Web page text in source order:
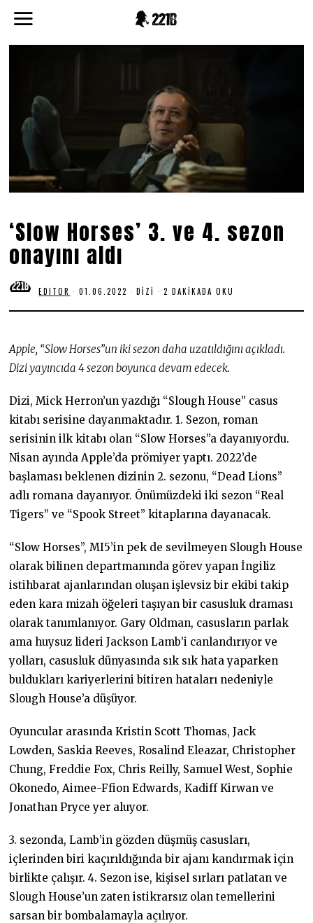
‘Slow Horses’ 3. ve 4. sezon
onayını aldı
EDITOR 01.06.2022 0
.
.
2
0
2
DIZI 2 DAKIKADA OKU
Apple, “Slow Horses”un iki sezon daha uzatıldığını açıkladı.
Dizi yayıncıda 4 sezon boyunca devam edecek.
Dizi, Mick Herron’un yazdığı “Slough House” casus
kitabı serisine dayanmaktadır. 1. Sezon, roman
serisinin ilk kitabı olan “Slow Horses”a dayanıyordu.
Nisan ayında Apple’da prömiyer yaptı. 2022’de
başlaması beklenen dizinin 2. sezonu, “Dead Lions”
adlı romana dayanıyor. Önümüzdeki iki sezon “Real
Tigers” ve “Spook Street” kitaplarına dayanacak.
“Slow Horses”, MI5’in pek de sevilmeyen Slough House
olarak bilinen departmanında görev yapan İngiliz
istihbarat ajanlarından oluşan işlevsiz bir ekibi takip
eden kara mizah öğeleri taşıyan bir casusluk draması
olarak tanımlanıyor. Gary Oldman, casusların parlak
ama huysuz lideri Jackson Lamb’i canlandırıyor ve
yolları, casusluk dünyasında sık sık hata yaparken
buldukları kariyerlerini bitiren hataları nedeniyle
Slough House’a düşüyor.
Oyuncular arasında Kristin Scott Thomas, Jack
Lowden, Saskia Reeves, Rosalind Eleazar, Christopher
Chung, Freddie Fox, Chris Reilly, Samuel West, Sophie
Okonedo, Aimee-Ffion Edwards, Kadiff Kirwan ve
Jonathan Pryce yer aluyor.
3. sezonda, Lamb’in gözden düşmüş casusları,
içlerinden biri kaçırıldığında bir ajanı kandırmak için
birlikte çalışır. 4. Sezon ise, kişisel sırları patlatan ve
Slough House’un zaten istikrarsız olan temellerini
sarsan bir bombalamayla açılıyor.